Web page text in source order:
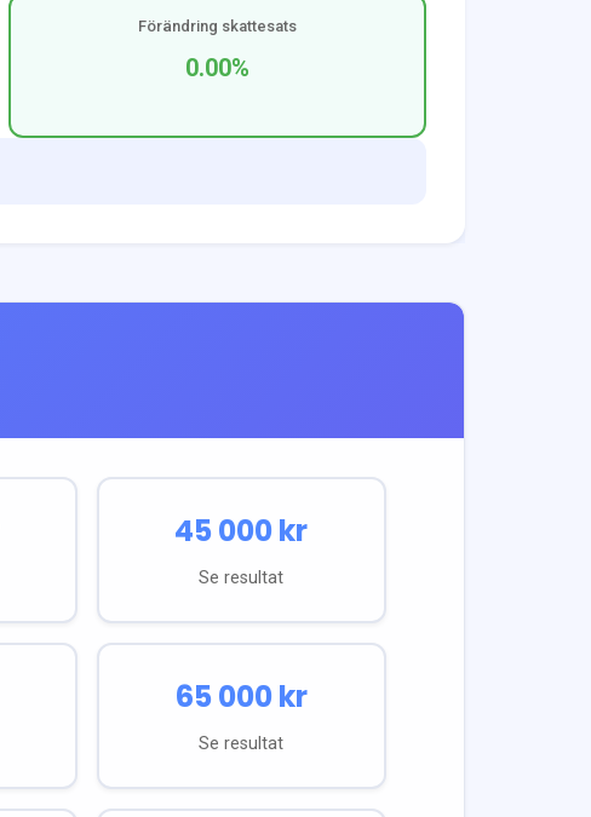
Förändring skattesats
0.00%
45 000kr
Se resultat
65 000kr
Se resultat